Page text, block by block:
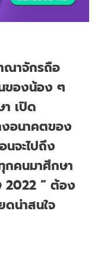
ณาจักรถือ
ของน้อง ๆ
เปิด
อนาคตของ
จะไปถึง
คนมาศึกษา
2022 ” ต้อง
ดน่าสนใจ